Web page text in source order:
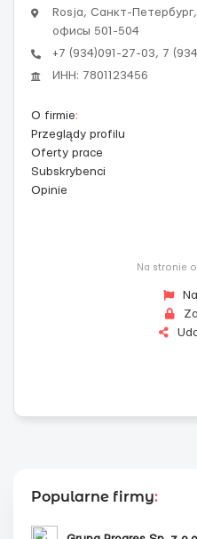
Rosja, Санкт-
офисы 501-504
+7 (934)091-27-03, 7
ИНН: 7801123456
O firmie:
Przeglądy profilu
Oferty prace
Subskrybenci
Opinie
Na stronie
Popularne firmy: